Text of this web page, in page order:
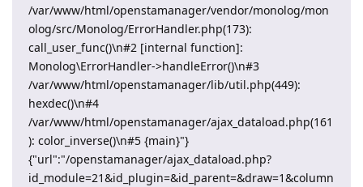
/var/www/html/openstamanager/vendor/monolog/mon
olog/src/Monolog/ErrorHandler.php(173):
call_user_func()\n#2 [internal function]:
Monolog\ErrorHandler->handleError()\n#3
/var/www/html/openstamanager/lib/util.php(449):
hexdec()\n#4
/var/www/html/openstamanager/ajax_dataload.php(161
): color_inverse()\n#5 {main}"}
{"url":"/openstamanager/ajax_dataload.php?
id_module=21&id_plugin=&id_parent=&draw=1&column